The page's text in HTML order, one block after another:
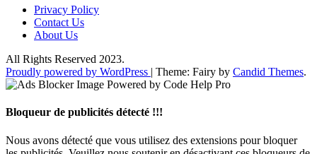
Privacy Policy
Contact Us
About Us
All Rights Reserved 2023.
Proudly powered by WordPress | Theme: Fairy by Candid Themes.
Bloqueur de publicités détecté !!!
Nous avons détecté que vous utilisez des extensions pour bloquer